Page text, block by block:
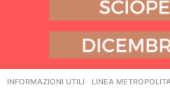
INFORMAZIONI UTILI ,LINEA